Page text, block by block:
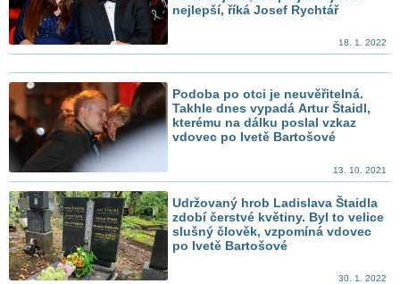
nejlepší, říká Josef Rychtář
18. 1. 2022
Podoba po otci je neuvěřitelná.
Takhle dnes vypadá Artur Štaidl,
kterému na dálku poslal vzkaz
vdovec po Ivetě Bartošové
13. 10. 2021
Udržovaný hrob Ladislava Štaidla
zdobí čerstvé květiny. Byl to velice
slušný člověk, vzpomíná vdovec
po Ivetě Bartošové
30. 1. 2022